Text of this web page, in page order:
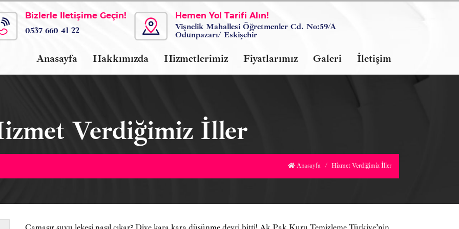
Bizlerle İletişime Geçin!
0537 660 41 22
Hemen Yol Tarifi Alın!
Vişnelik Mahallesi Öğretmenler Cd. No:59/A
Odunpazarı/ Eskişehir
Anasayfa Hakkımızda Hizmetlerimiz Fiyatlarımız Galeri İletişim
Verdiğimiz İller
Anasayfa Hizmet Verdiğimiz İller